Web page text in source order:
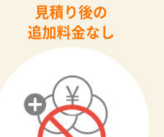
見積り後の
追加料金なし